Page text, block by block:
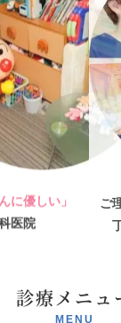
に優しい」
医院
ご
診療メニュ